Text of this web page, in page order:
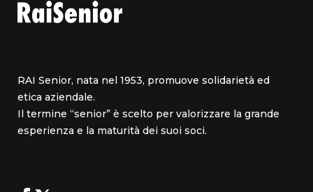
RAI Senior, nata nel 1953, promuove solidarietà ed
etica aziendale.
Il termine “senior” è scelto per valorizzare la grande
esperienza e la maturità dei suoi soci.